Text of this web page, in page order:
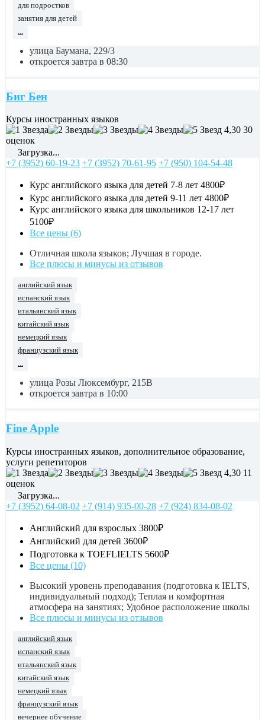
для подростков
занятия для детей
улица Баумана, 229/3
откроется завтра в 08:30
Биг Бен
Курсы иностранных языков
4,30 30
оценок
Загрузка...
+7 (3952) 60-19-23 +7 (3952) 70-61-95 +7 (950) 104-54-48
Курс английского языка для детей 7-8 лет 4800₽
Курс английского языка для детей 9-11 лет 4800₽
Курс английского языка для школьников 12-17 лет
5100₽
Все цены (6)
Отличная школа языков; Лучшая в городе.
Все плюсы и минусы из отзывов
английский язык
испанский язык
итальянский язык
китайский язык
немецкий язык
французский язык
...
улица Розы Люксембург, 215В
откроется завтра в 10:00
Fine Apple
Курсы иностранных языков, дополнительное образование,
услуги репетиторов
4,30 11
оценок
Загрузка...
+7 (3952) 64-08-02 +7 (914) 935-00-28 +7 (924) 834-08-02
Английский для взрослых 3800₽
Английский для детей 3600₽
Подготовка к TOEFLIELTS 5600₽
Все цены (10)
Высокий уровень преподавания (подготовка к IELTS,
индивидуальный подход); Теплая и комфортная
атмосфера на занятиях; Удобное расположение школы
Все плюсы и минусы из отзывов
английский язык
испанский язык
итальянский язык
китайский язык
немецкий язык
французский язык
вечернее обучение